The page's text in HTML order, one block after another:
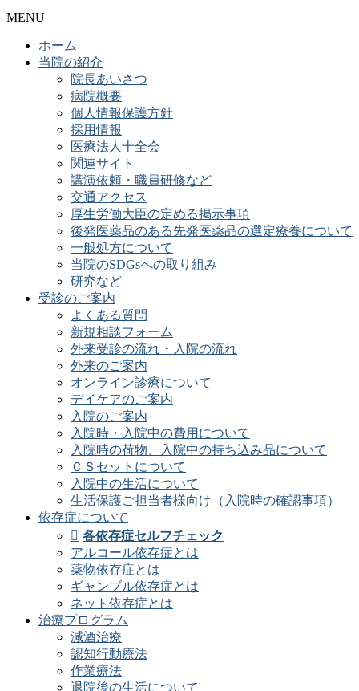
MENU
ホーム
当院の紹介
院長あいさつ
病院概要
個人情報保護方針
採用情報
医療法人十全会
関連サイト
講演依頼・職員研修など
交通アクセス
厚生労働大臣の定める掲示事項
後発医薬品のある先発医薬品の選定療養について
一般処方について
当院のSDGsへの取り組み
研究など
受診のご案内
よくある質問
新規相談フォーム
外来受診の流れ・入院の流れ
外来のご案内
オンライン診療について
デイケアのご案内
入院のご案内
入院時・入院中の費用について
入院時の荷物、入院中の持ち込み品について
ＣＳセットについて
入院中の生活について
生活保護ご担当者様向け（入院時の確認事項）
依存症について
各依存症セルフチェック
アルコール依存症とは
薬物依存症とは
ギャンブル依存症とは
ネット依存症とは
治療プログラム
減酒治療
認知行動療法
作業療法
退院後の生活について